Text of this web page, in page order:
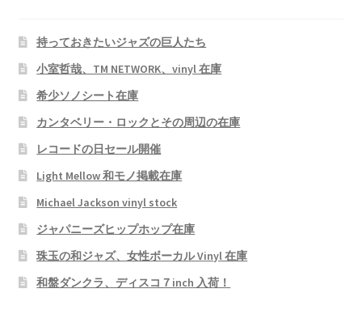
持っておきたいジャズの巨人たち
小室哲哉、TM NETWORK、vinyl 在庫
希少ソノシート在庫
カンタベリー・ロックとその周辺の在庫
レコードの日セール開催
Light Mellow 和モノ掲載在庫
Michael Jackson vinyl stock
ジャパニーズヒップホップ在庫
珠玉の和ジャズ、女性ボーカル Vinyl 在庫
和盤ダンクラ、ディスコ７inch 入荷！